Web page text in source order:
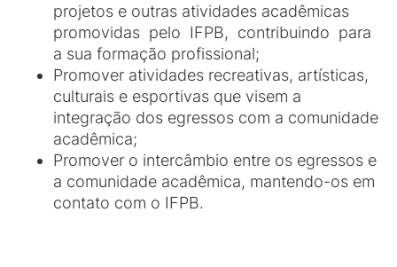
projetos e outras atividades acadêmicas
promovidas pelo IFPB, contribuindo para
a sua formação profissional;
Promover atividades recreativas, artísticas,
culturais e esportivas que visem a
integração dos egressos com a comunidade
acadêmica;
Promover o intercâmbio entre os egressos e
a comunidade acadêmica, mantendo-os em
contato com o IFPB.